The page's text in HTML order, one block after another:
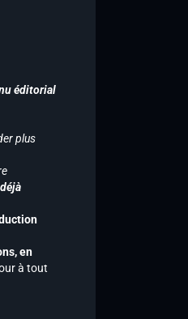
éditorial
plus
déjà
en
à tout